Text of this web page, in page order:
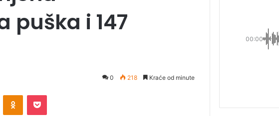
i 147
0 218 Kraće od minute
00:00